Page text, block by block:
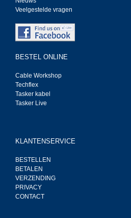
Veelgestelde vragen
BESTEL ONLINE
Cable Workshop
Techflex
Tasker kabel
Tasker Live
KLANTENSERVICE
BESTELLEN
BETALEN
VERZENDING
PRIVACY
CONTACT